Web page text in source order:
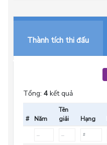
Thành tích thi đấu
Tổng: 4kết quả
# Năm
Tên
giải
Hạng